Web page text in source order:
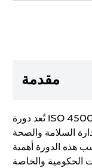
مقدمة
تُعد دورة ISO 45001 معتمدة إحدى أهم الأدوات التدريبية
السلامة والصحة
هذه الدورة أهمية
الحكومية والخاصة